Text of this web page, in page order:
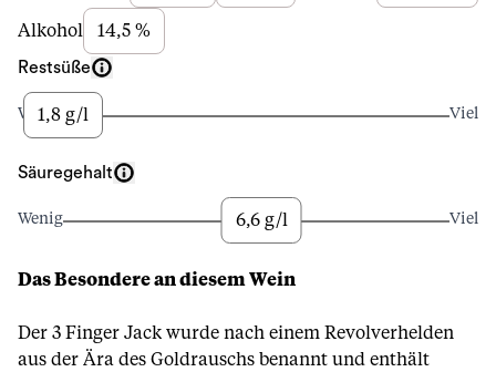
Alkohol 14,5 %
Restsüße
Wenig1,8 g/l Viel
Säuregehalt
Wenig 6,6 g/l Viel
Das Besondere an diesem Wein
Der 3 Finger Jack wurde nach einem Revolverhelden
aus der Ära des Goldrauschs benannt und enthält